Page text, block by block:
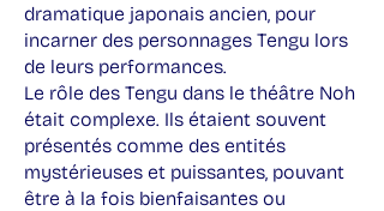
dramatique japonais ancien, pour
incarner des personnages Tengu lors
de leurs performances.
Le rôle des Tengu dans le théâtre Noh
était complexe. Ils étaient souvent
présentés comme des entités
mystérieuses et puissantes, pouvant
être à la fois bienfaisantes ou